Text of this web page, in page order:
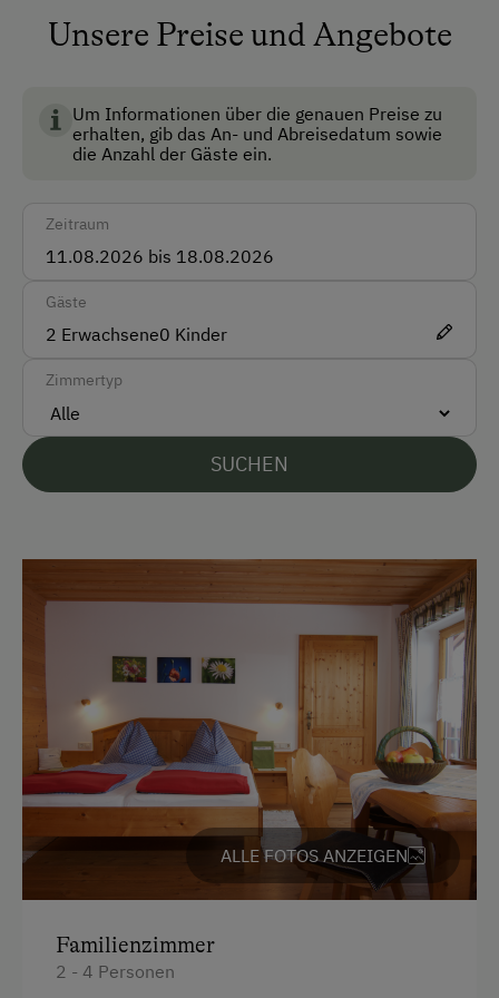
Akzeptierte Zahlungsmittel
Überweisung / SEPA
Englisch
Hofeigene Produkte
Kinder-Ausstattung
Baby- und Kleinkinderausstattung
Kinder sind willkommen
Kinderprogramme
Kinderspielplatz
Spielzeug
Spielzimmer
Sachgerechter Mülltrennung
Bio Ennstal steht für hochwertige, regional erzeugte
Bio-Lebensmittel aus dem Ennstal, die
vereinen.
Unsere Preise und Angebote
Um Informationen über die genauen Preise zu
erhalten, gib das An- und Abreisedatum sowie
die Anzahl der Gäste ein.
Zeitraum
Gäste
2 Erwachsene0 Kinder
Zimmertyp
SUCHEN
ALLE FOTOS ANZEIGEN
Familienzimmer
2 - 4 Personen